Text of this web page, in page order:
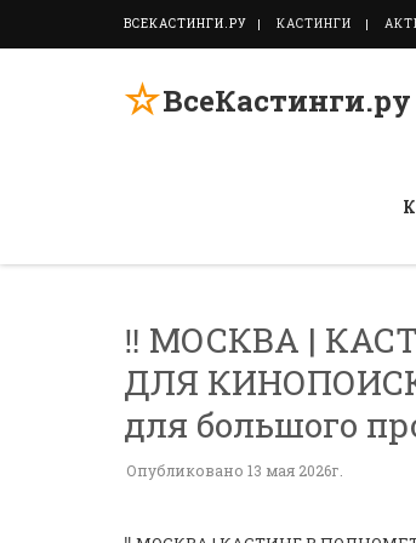
ВСЕКАСТИНГИ.РУ КАСТИНГИ
☆ВсеКастинги.ру
‼️ МОСКВА |
ДЛЯ
для большого
Опубликовано 13 мая 2026г.